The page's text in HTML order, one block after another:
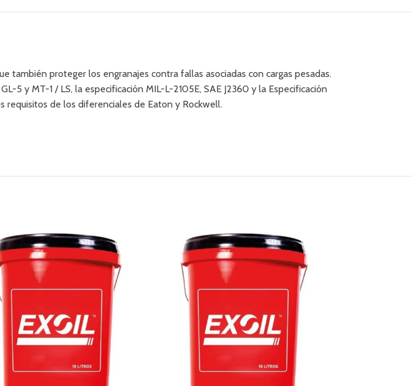
también proteger los engranajes contra fallas asociadas con cargas pesadas.
5 y MT-1 / LS, la especificación MIL-L-2105E, SAE J2360 y la Especificación
requisitos de los diferenciales de Eaton y Rockwell.